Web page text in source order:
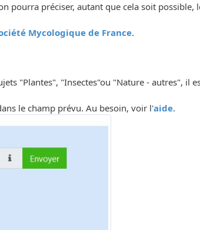
pourra préciser, autant que cela soit possible,
Mycologique de France.
"Plantes", "Insectes"ou "Nature - autres", il
le champ prévu. Au besoin, voir l'aide.